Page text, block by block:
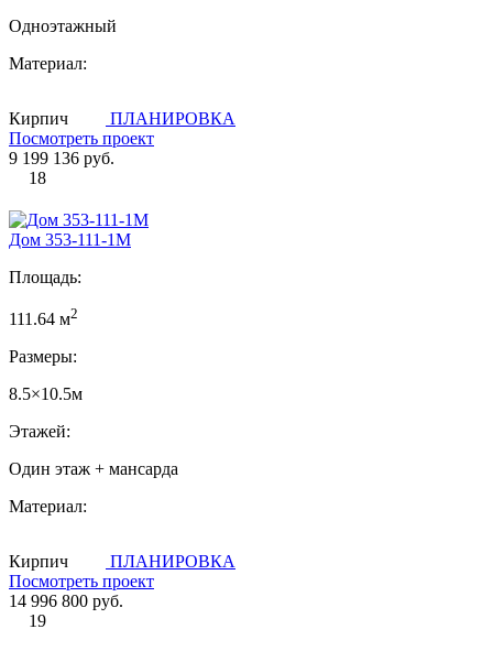
Одноэтажный
Материал:
Кирпич
ПЛАНИРОВКА
Посмотреть проект
9 199 136 руб.
18
Дом 353-111-1М
Площадь:
111.64 м2
Размеры:
8.5×10.5м
Этажей:
Один этаж + мансарда
Материал:
Кирпич
ПЛАНИРОВКА
Посмотреть проект
14 996 800 руб.
19